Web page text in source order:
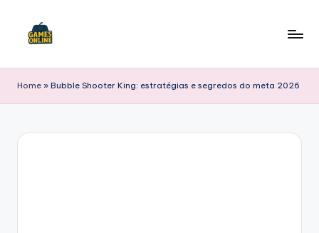
B
Home » Bubble Shooter King: estratégias e segredos do meta 2026